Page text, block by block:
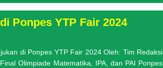
Ponpes YTP Fair 2024
di Ponpes YTP Fair 2024 Oleh: Tim Redaksi
Olimpiade Matematika, IPA, dan PAI Ponpes